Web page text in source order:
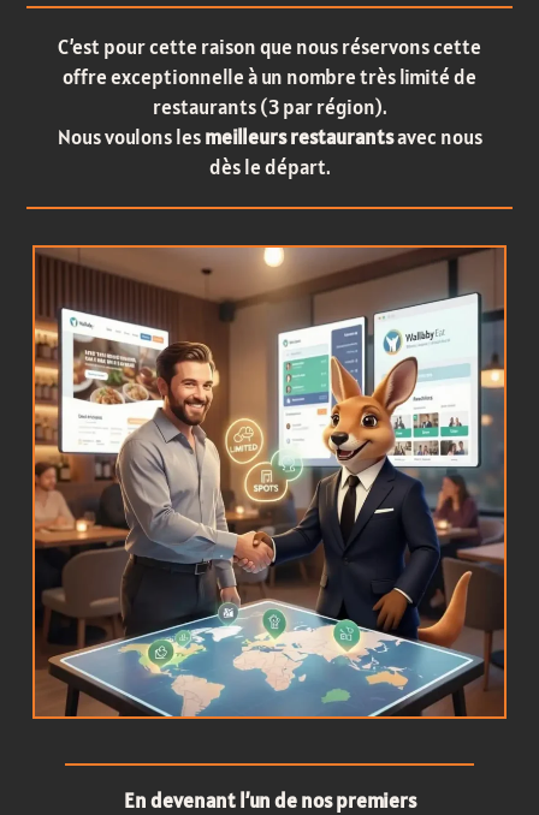
C’est pour cette raison que nous réservons cette
offre exceptionnelle à un nombre très limité de
restaurants (3 par région).
Nous voulons lesmeilleurs restaurantsavec nous
dès le départ.
En devenant l’un de nos premiers